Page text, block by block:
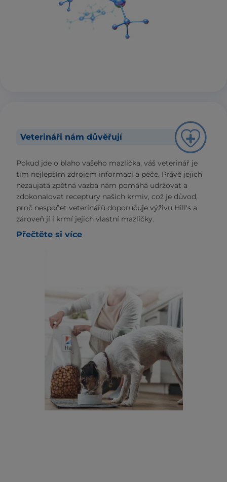
Veterináři nám důvěřují
Pokud jde o blaho vašeho mazlíčka, váš veterinář je
tím nejlepším zdrojem informací a péče. Právě jejich
nezaujatá zpětná vazba nám pomáhá udržovat a
zdokonalovat receptury našich krmiv, což je důvod,
proč nespočet veterinářů doporučuje výživu Hill's a
zároveň jí i krmí jejich vlastní mazlíčky.
Přečtěte si více